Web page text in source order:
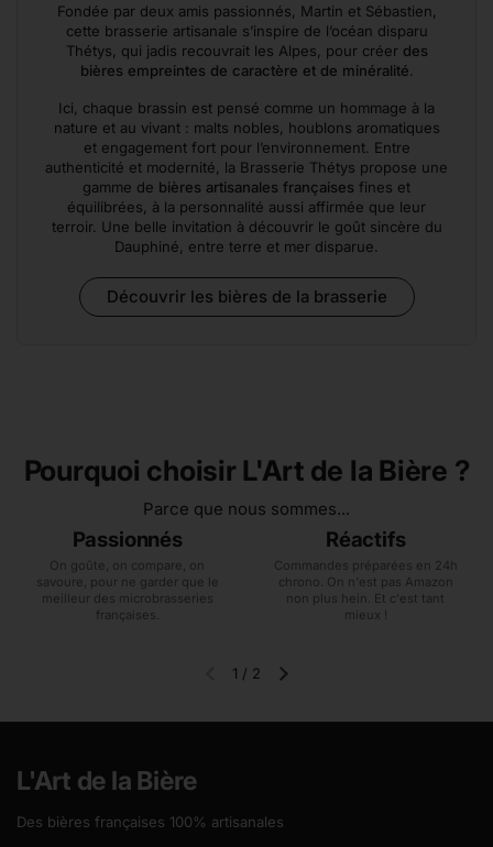
Fondée par deux amis passionnés, Martin et Sébastien,
cette brasserie artisanale s’inspire de l’océan disparu
Thétys, qui jadis recouvrait les Alpes, pour créer des
bières empreintes de caractère et de minéralité
Ici, chaque brassin est pensé comme un hommage à la
nature et au vivant : malts nobles, houblons aromatiques
et engagement fort pour l’environnement. Entre
authenticité et modernité, la Brasserie Thétys propose une
gamme de bières artisanales françaises fines et
équilibrées, à la personnalité aussi affirmée que leur
terroir. Une belle invitation à découvrir le goût sincère du
Dauphiné, entre terre et mer disparue.
Découvrir les bières de la brasserie
Pourquoi choisir L'Art de la Bière ?
Parce que nous sommes...
Passionnés
On goûte, on compare, on
savoure, pour ne garder que le
meilleur des microbrasseries
françaises.
Réactifs
Commandes préparées en 24h
chrono. On n'est pas Amazon
non plus hein. Et c'est tant
mieux !
Diapositive précédente
Diapositive suivante
1 / 2
L'Art de la Bière
Des bières françaises 100% artisanales